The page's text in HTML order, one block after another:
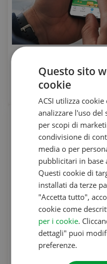
Campeggio in
vantaggiosi
Questo sito
cookie
ACSI utilizza
analizzare l'uso del
per scopi di
condivisione di
media o per
pubblicitari in base
Questi cookie di
installati da terze
"Accetta tutto",
cookie come
per i cookie.
dettagli" puoi
preferenze.